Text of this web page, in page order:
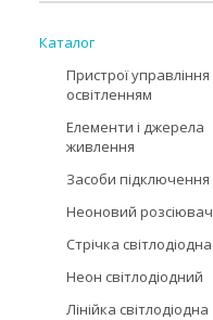
Каталог
Пристрої управління
освітленням
Елементи і джерела
живлення
Засоби підключення
Неоновий розсіювач
Стрічка світлодіодна
Неон світлодіодний
Лінійка світлодіодна